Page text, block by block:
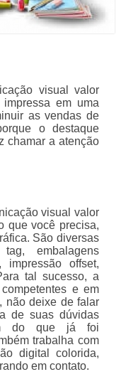
visual valor
em uma
as vendas de
o destaque
chamar a atenção
visual valor
que você precisa,
São diversas
embalagens
impressão offset,
tal sucesso, a
e em
não deixe de falar
de suas dúvidas
do que já foi
trabalha com
digital colorida,
em contato.